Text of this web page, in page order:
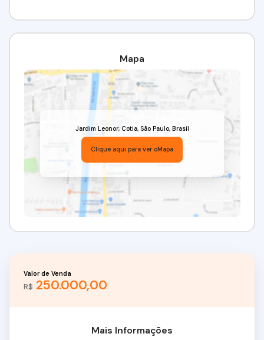
Mapa
Jardim Leonor, Cotia, São Paulo, Brasil
Clique aqui para ver oMapa
R$ 250.000,00
Valor de Venda
Mais Informações